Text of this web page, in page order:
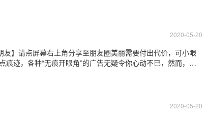
2020-05-20
友】请点屏幕右上角分享至朋友圈美丽需要付出代价，可小眼
迹，各种“无痕开眼角”的广告无疑令你心动不已，然而，果
2020-05-20